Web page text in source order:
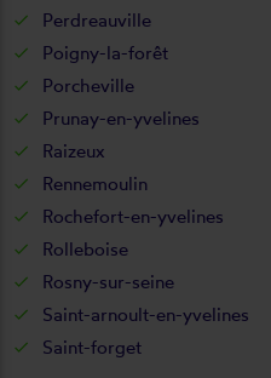
Perdreauville
Poigny-la-forêt
Porcheville
Prunay-en-yvelines
Raizeux
Rennemoulin
Rochefort-en-yvelines
Rolleboise
Rosny-sur-seine
Saint-arnoult-en-yvelines
Saint-forget